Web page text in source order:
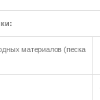
материалов (песка